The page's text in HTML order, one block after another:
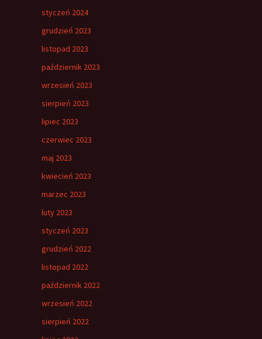
styczeń 2024
grudzień 2023
listopad 2023
październik 2023
wrzesień 2023
sierpień 2023
lipiec 2023
czerwiec 2023
maj 2023
kwiecień 2023
marzec 2023
luty 2023
styczeń 2023
grudzień 2022
listopad 2022
październik 2022
wrzesień 2022
sierpień 2022